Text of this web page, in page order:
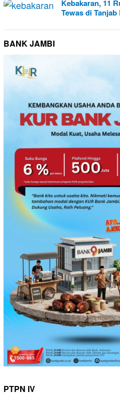
Kebakaran, 11
Tewas di Tanjab
BANK JAMBI
PTPN IV